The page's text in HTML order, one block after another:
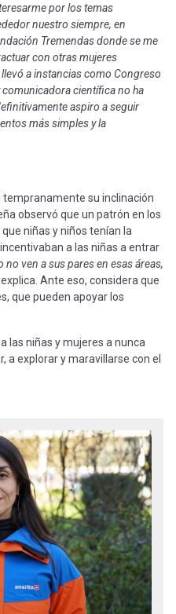
por los temas
nuestro siempre, en
Tremendas donde se me
con otras mujeres
a instancias como Congreso
científica no ha
aspiro a seguir
más simples y la
tempranamente su inclinación
observó que un patrón en los
niñas y niños tenían la
a las niñas a entrar
no ven a sus pares en esas áreas,
explica. Ante eso, considera que
que pueden apoyar los
las niñas y mujeres a nunca
a explorar y maravillarse con el